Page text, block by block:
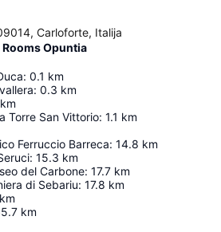
Carloforte, Italija
Opuntia
: 0.1 km
: 0.3 km
km
Torre San Vittorio: 1.1 km
Ferruccio Barreca: 14.8 km
: 15.3 km
del Carbone: 17.7 km
di Sebariu: 17.8 km
km
km